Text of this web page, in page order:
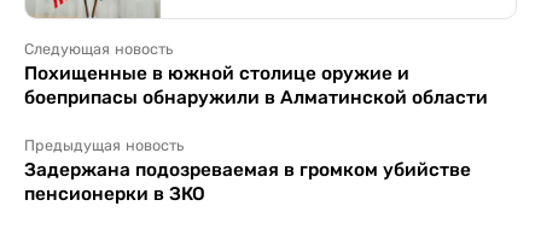
Следующая новость
Похищенные в южной столице оружие и
боеприпасы обнаружили в Алматинской области
Предыдущая новость
Задержана подозреваемая в громком убийстве
пенсионерки в ЗКО